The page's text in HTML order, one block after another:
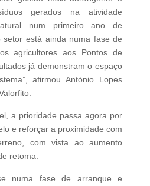
gerados na atividade
num primeiro ano de
setor está ainda numa fase de
agricultores aos Pontos de
já demonstram o espaço
afirmou António Lopes
a prioridade passa agora por
e reforçar a proximidade com
com vista ao aumento
retoma.
numa fase de arranque e